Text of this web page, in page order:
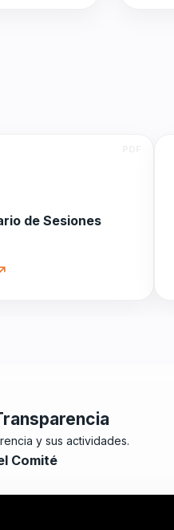
de Sesiones
y sus actividades.
Comité